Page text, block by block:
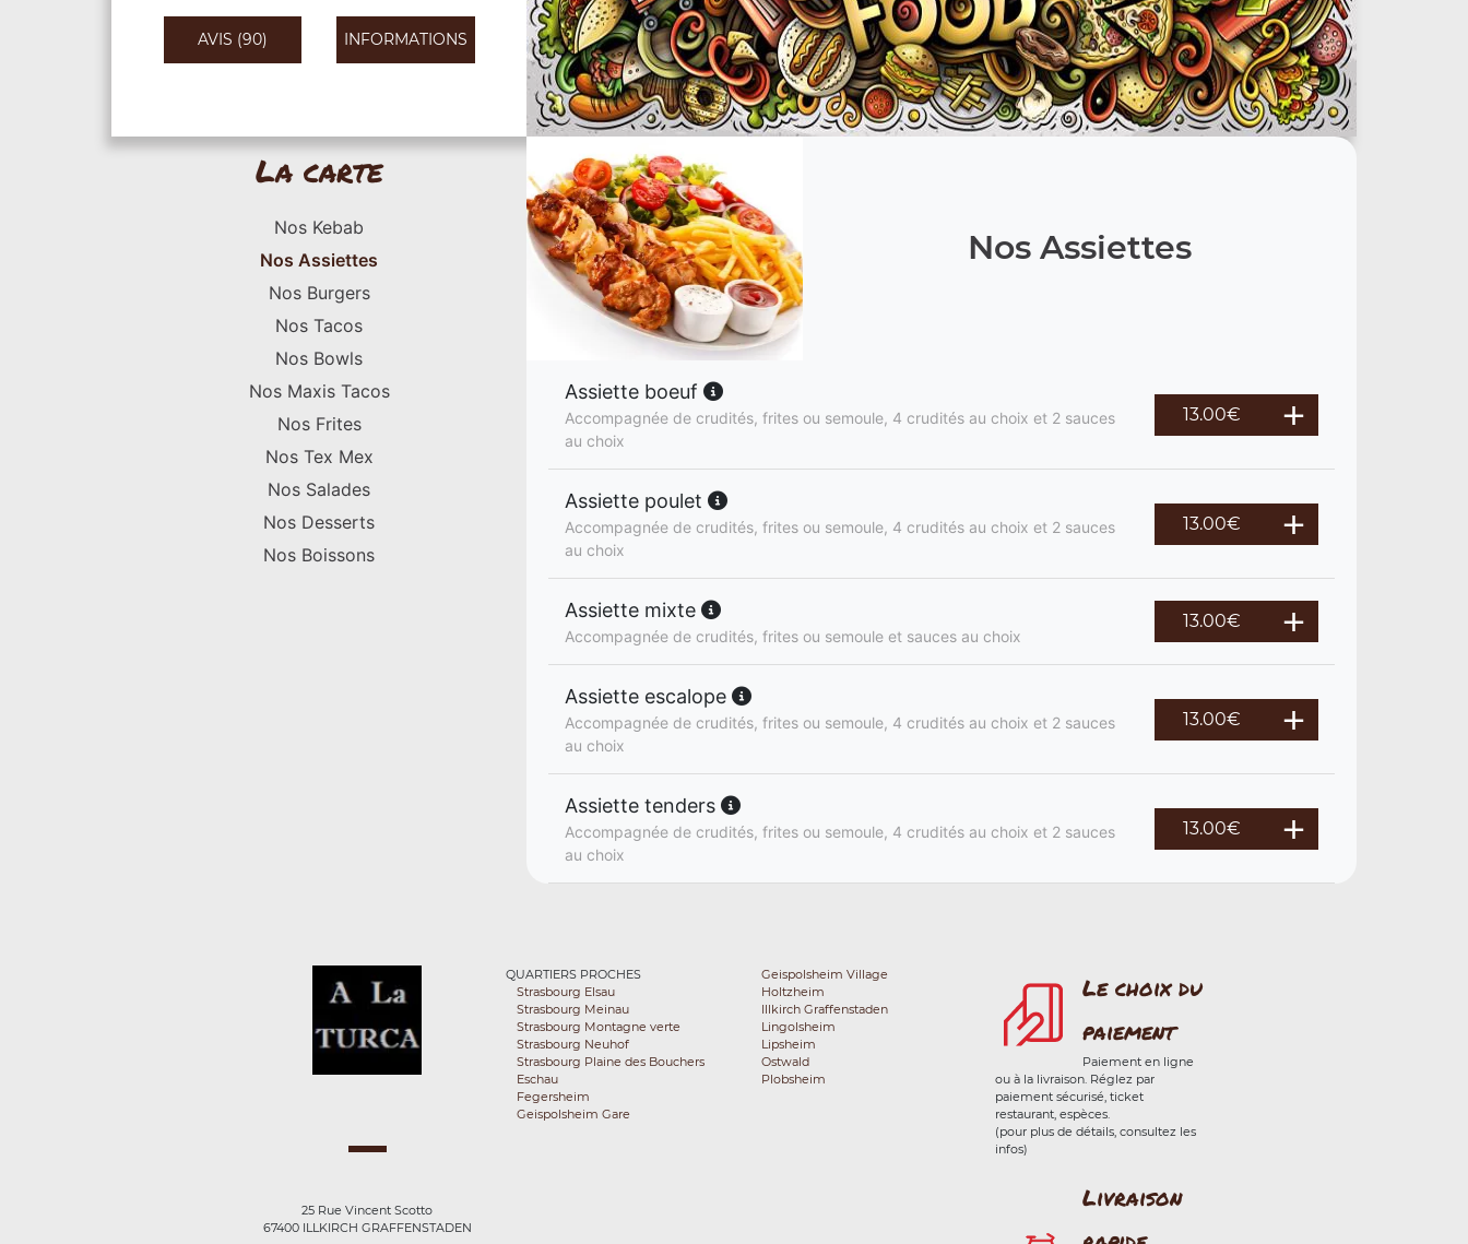
AVIS (90) INFORMATIONS
La carte
Nos Kebab
Nos Assiettes
Nos Burgers
Nos Tacos
Nos Bowls
Nos Maxis Tacos
Nos Frites
Nos Tex Mex
Nos Salades
Nos Desserts
Nos Boissons
Nos Assiettes
Assiette boeuf
Accompagnée de crudités, frites ou semoule, 4 crudités au choix et 2 sauces
au choix
13.00€
Assiette poulet
Accompagnée de crudités, frites ou semoule, 4 crudités au choix et 2 sauces
au choix
13.00€
Assiette mixte
Accompagnée de crudités, frites ou semoule et sauces au choix
13.00€
Assiette escalope
Accompagnée de crudités, frites ou semoule, 4 crudités au choix et 2 sauces
au choix
13.00€
Assiette tenders
Accompagnée de crudités, frites ou semoule, 4 crudités au choix et 2 sauces
au choix
13.00€
25 Rue Vincent Scotto
67400 ILLKIRCH GRAFFENSTADEN
QUARTIERS PROCHES
Strasbourg Elsau
Strasbourg Meinau
Strasbourg Montagne verte
Strasbourg Neuhof
Strasbourg Plaine des Bouchers
Eschau
Fegersheim
Geispolsheim Gare
Geispolsheim Village
Holtzheim
Illkirch Graffenstaden
Lingolsheim
Lipsheim
Ostwald
Plobsheim
Le choix du
paiement
Paiement en ligne
ou à la livraison. Réglez par
paiement sécurisé, ticket
restaurant, espèces.
(pour plus de détails, consultez les
infos)
Livraison